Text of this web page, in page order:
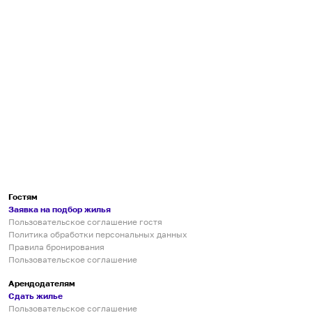
Гостям
Заявка на подбор жилья
Пользовательское соглашение гостя
Политика обработки персональных данных
Правила бронирования
Пользовательское соглашение
Арендодателям
Сдать жилье
Пользовательское соглашение